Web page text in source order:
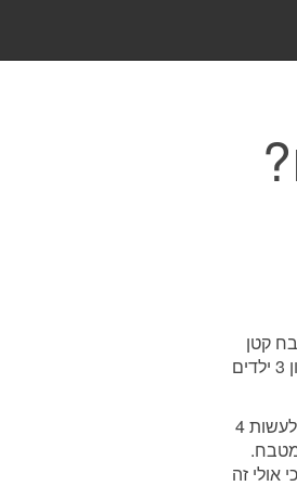
קטן
מעץ. 70סמ' על 90סמ' ל- 3 אנשים (יותר נכון 3 ילדים
אחר-כך חשבתי, אולי במקום שולחן מטבח לעשות 4
אולי זה